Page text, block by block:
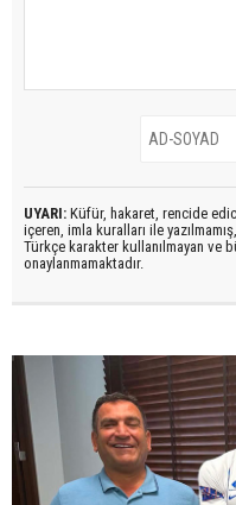
UYARI: Küfür, hakaret, rencide
içeren, imla kuralları ile yazılmamış,
Türkçe karakter kullanılmayan ve
onaylanmamaktadır.